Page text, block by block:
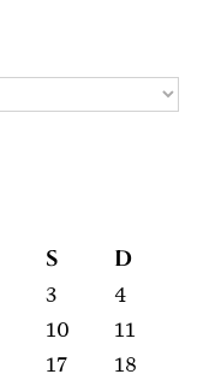
S D
3
4
10
11
17
18